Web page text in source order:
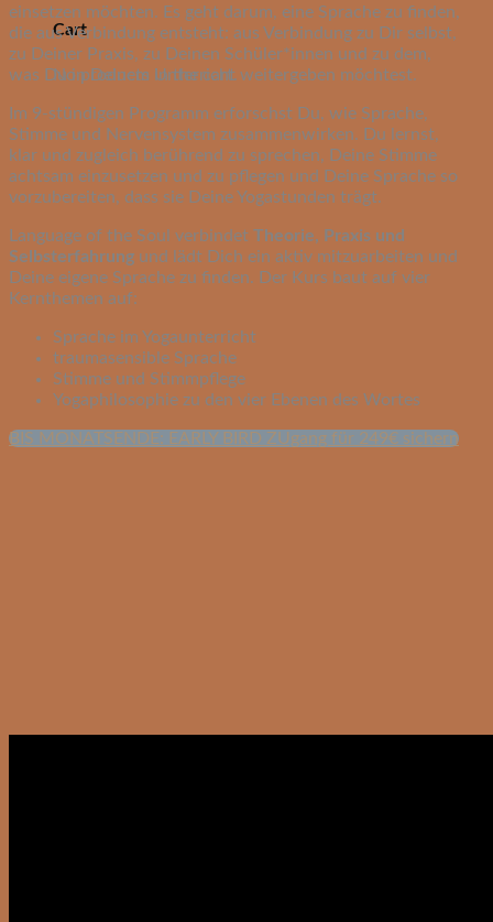
Cart
No products in the cart.
einsetzen möchten. Es geht darum, eine Sprache zu finden,
die aus Verbindung entsteht: aus Verbindung zu Dir selbst,
zu Deiner Praxis, zu Deinen Schüler*innen und zu dem,
was Du in Deinem Unterricht weitergeben möchtest.
Im 9-stündigen Programm erforschst Du, wie Sprache,
Stimme und Nervensystem zusammenwirken. Du lernst,
klar und zugleich berührend zu sprechen, Deine Stimme
achtsam einzusetzen und zu pflegen und Deine Sprache so
vorzubereiten, dass sie Deine Yogastunden trägt.
Language of the Soul verbindet Theorie, Praxis und
Selbsterfahrung und lädt Dich ein aktiv mitzuarbeiten und
Deine eigene Sprache zu finden. Der Kurs baut auf vier
Kernthemen auf:
Sprache im Yogaunterricht
traumasensible Sprache
Stimme und Stimmpflege
Yogaphilosophie zu den vier Ebenen des Wortes
BIS MONATSENDE: EARLY BIRD ZUgang für 249€ sichern